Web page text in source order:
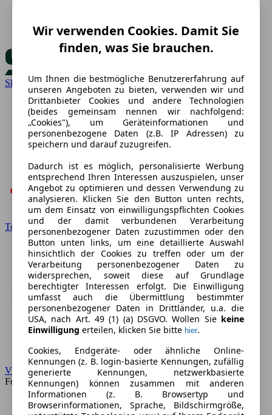
Skoda
Toyota
VW
Forum
Wir verwenden Cookies. Damit Sie
finden, was Sie brauchen.
Um Ihnen die bestmögliche Benutzererfahrung auf
unseren Angeboten zu bieten, verwenden wir und
Drittanbieter Cookies und andere Technologien
(beides gemeinsam nennen wir nachfolgend:
„Cookies"), um Geräteinformationen und
personenbezogene Daten (z.B. IP Adressen) zu
speichern und darauf zuzugreifen.
Dadurch ist es möglich, personalisierte Werbung
entsprechend Ihren Interessen auszuspielen, unser
Angebot zu optimieren und dessen Verwendung zu
analysieren. Klicken Sie den Button unten rechts,
um dem Einsatz von einwilligungspflichten Cookies
und der damit verbundenen Verarbeitung
personenbezogener Daten zuzustimmen oder den
Button unten links, um eine detaillierte Auswahl
hinsichtlich der Cookies zu treffen oder um der
Verarbeitung personenbezogener Daten zu
widersprechen, soweit diese auf Grundlage
berechtigter Interessen erfolgt. Die Einwilligung
umfasst auch die Übermittlung bestimmter
personenbezogener Daten in Drittländer, u.a. die
USA, nach Art. 49 (1) (a) DSGVO. Wollen Sie keine
Einwilligung erteilen, klicken Sie bitte hier.
Cookies, Endgeräte- oder ähnliche Online-
Kennungen (z. B. login-basierte Kennungen, zufällig
generierte Kennungen, netzwerkbasierte
Kennungen) können zusammen mit anderen
Informationen (z. B. Browsertyp und
Browserinformationen, Sprache, Bildschirmgröße,